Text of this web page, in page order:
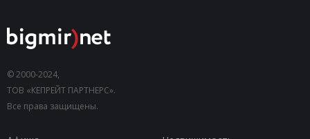
© 2000-2024,
ТОВ «КЕПРЕЙТ ПАРТНЕРС».
Все права защищены.